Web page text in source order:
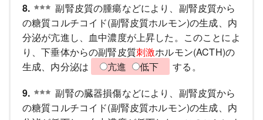
8.
副腎皮質の腫瘍などにより、副腎皮質から
の糖質コルチコイド(副腎皮質ホルモン)の生成、内
分泌が亢進し、血中濃度が上昇した。このことによ
り、下垂体からの副腎皮質刺激ホルモン(ACTH)の
生成、内分泌は
亢進 低下
する。
9.
副腎の臓器損傷などにより、副腎皮質から
の糖質コルチコイド(副腎皮質ホルモン)の生成、内